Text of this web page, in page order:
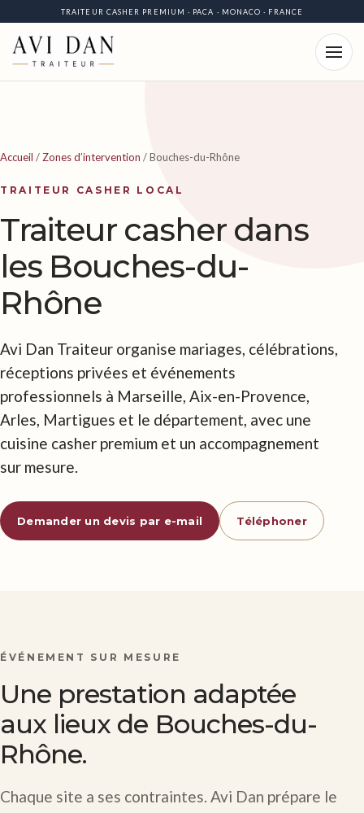
TRAITEUR CASHER PREMIUM · PACA · MONACO · FRANCE
Accueil / Zones d’intervention /Bouches-du-Rhône
TRAITEUR CASHER LOCAL
Traiteur casher dans
les Bouches-du-
Rhône
Avi Dan Traiteur organise mariages, célébrations,
réceptions privées et événements
professionnels à Marseille, Aix-en-Provence,
Arles, Martigues et le département, avec une
cuisine casher premium et un accompagnement
sur mesure.
Demander un devis par e-mail Téléphoner
ÉVÉNEMENT SUR MESURE
Une prestation adaptée
aux lieux de Bouches-du-
Rhône.
Chaque site a ses contraintes. Avi Dan prépare le